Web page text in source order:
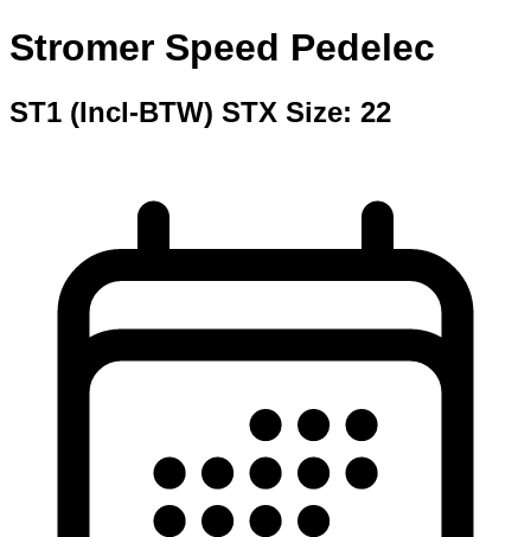
Stromer Speed Pedelec
ST1 (Incl-BTW) STX Size: 22